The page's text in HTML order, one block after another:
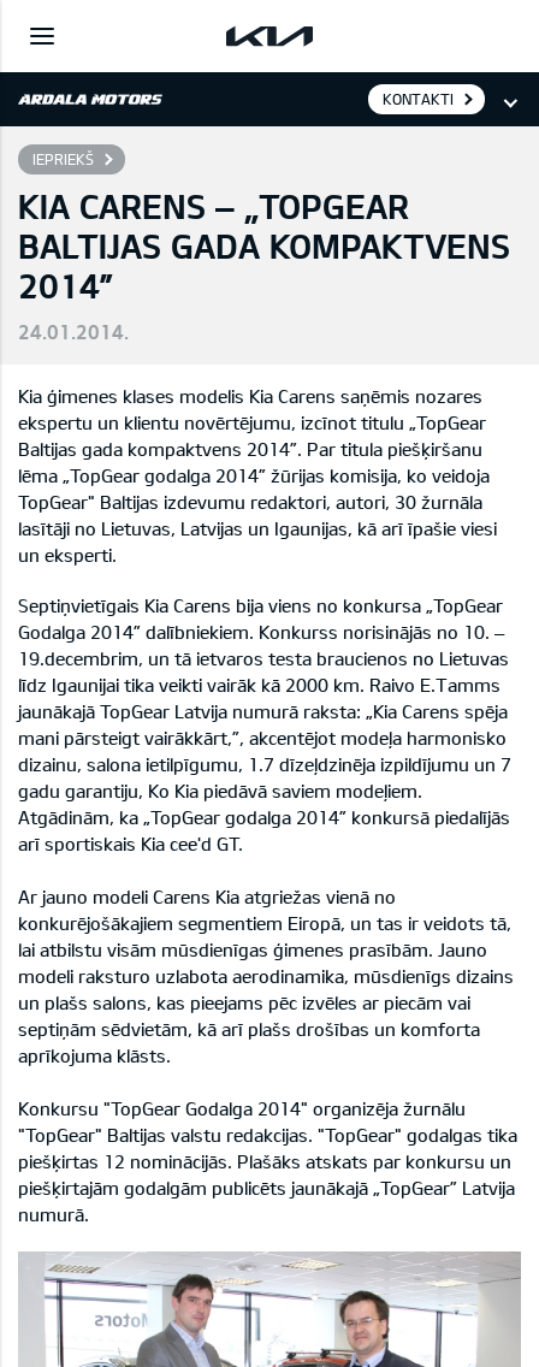
KONTAKTI
IEPRIEKŠ
KIA CARENS – „TOPGEAR
BALTIJAS GADA KOMPAKTVENS
2014”
24.01.2014.
Kia ģimenes klases modelis Kia Carens saņēmis nozares
ekspertu un klientu novērtējumu, izcīnot titulu „TopGear
Baltijas gada kompaktvens 2014”. Par titula piešķiršanu
lēma „TopGear godalga 2014” žūrijas komisija, ko veidoja
TopGear" Baltijas izdevumu redaktori, autori, 30 žurnāla
lasītāji no Lietuvas, Latvijas un Igaunijas, kā arī īpašie viesi
un eksperti.
Septiņvietīgais Kia Carens bija viens no konkursa „TopGear
Godalga 2014” dalībniekiem. Konkurss norisinājās no 10. –
19.decembrim, un tā ietvaros testa braucienos no Lietuvas
līdz Igaunijai tika veikti vairāk kā 2000 km. Raivo E.Tamms
jaunākajā TopGear Latvija numurā raksta: „Kia Carens spēja
mani pārsteigt vairākkārt,”, akcentējot modeļa harmonisko
dizainu, salona ietilpīgumu, 1.7 dīzeļdzinēja izpildījumu un 7
gadu garantiju, Ko Kia piedāvā saviem modeļiem.
Atgādinām, ka „TopGear godalga 2014” konkursā piedalījās
arī sportiskais Kia cee'd GT.
Ar jauno modeli Carens Kia atgriežas vienā no
konkurējošākajiem segmentiem Eiropā, un tas ir veidots tā,
lai atbilstu visām mūsdienīgas ģimenes prasībām. Jauno
modeli raksturo uzlabota aerodinamika, mūsdienīgs dizains
un plašs salons, kas pieejams pēc izvēles ar piecām vai
septiņām sēdvietām, kā arī plašs drošības un komforta
aprīkojuma klāsts.
Konkursu "TopGear Godalga 2014" organizēja žurnālu
"TopGear" Baltijas valstu redakcijas. "TopGear" godalgas tika
piešķirtas 12 nominācijās. Plašāks atskats par konkursu un
piešķirtajām godalgām publicēts jaunākajā „TopGear” Latvija
numurā.